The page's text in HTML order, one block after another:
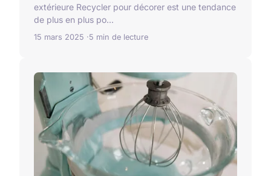
extérieure Recycler pour décorer est une tendance
de plus en plus po...
15 mars 2025 5 min de lecture